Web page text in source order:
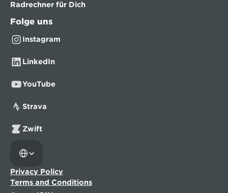
Radrechner für Dich
Folge uns
Instagram
LinkedIn
YouTube
Strava
Zwift
Privacy Policy
Terms and Conditions